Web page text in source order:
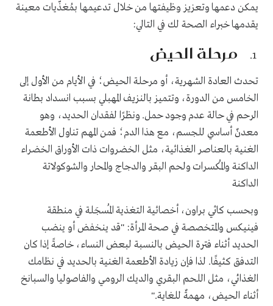
يمكن دعمها وتعزيز وظيفتها من خلال تدعيمها بمُغذّيات معينة
يقدمها خبراء الصحة لك في التالي:
مرحلة الحيض
تحدث العادة الشهرية، أو مرحلة الحيض؛ في الأيام من الأول إلى
الخامس من الدورة، وتتميز بالنزيف المهبلي بسبب انسداد بطانة
الرحم في حالة عدم وجود حمل. ونظرًا لفقدان الحديد، وهو
معدنٌ أساسي للجسم، مع هذا الدم؛ فمن المهم تناول الأطعمة
الغنية بالعناصر الغذائية، مثل الخضروات ذات الأوراق الخضراء
الداكنة والمُكسرات ولحم البقر والدجاج والمحار والشوكولاتة
الداكنة
وبحسب كاثي براون، أخصائية التغذية المُسجَلة في منطقة
فينيكس والمتخصصة في صحة المرأة: "قد ينخفض أو ينضب
الحديد أثناء فترة الحيض بالنسبة لبعض النساء، خاصةً إذا كان
التدفق كثيفًا. لذا فإن زيادة الأطعمة الغنية بالحديد في نظامك
الغذائي، مثل اللحم البقري والديك الرومي والفاصوليا والسبانخ
أثناء الحيض، مهمةٌ للغاية."